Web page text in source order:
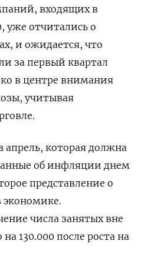
входящих в
уже отчитались о
и ожидается, что
за первый квартал
в центре внимания
учитывая
апрель, которая должна
об инфляции днем
представление о
экономике.
числа занятых вне
130.000 после роста на